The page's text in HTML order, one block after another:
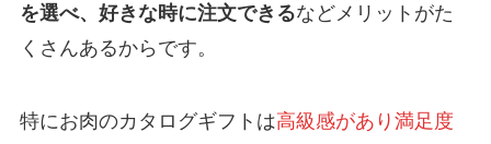
を選べ、好きな時に注文できるなどメリットがた
くさんあるからです。
特にお肉のカタログギフトは高級感があり満足度